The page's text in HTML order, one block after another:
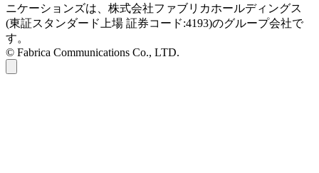
ニケーションズは、株式会社ファブリカホールディングス
(東証スタンダード上場 証券コード:4193)のグループ会社で
す。
© Fabrica Communications Co., LTD.